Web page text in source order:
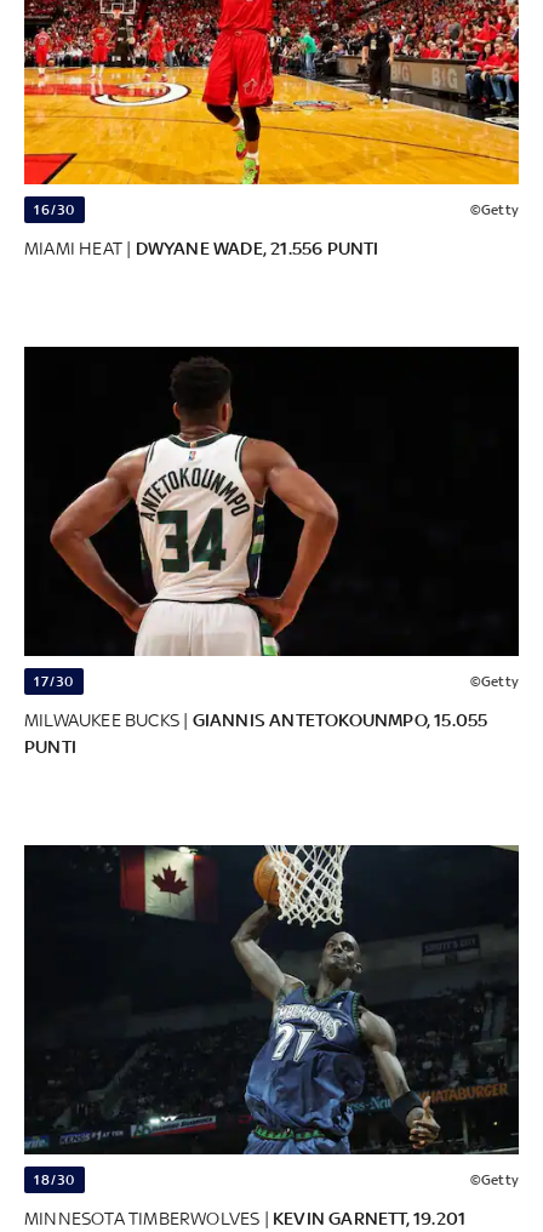
16/30 ©Getty
MIAMI HEAT | DWYANE WADE, 21.556 PUNTI
17/30 ©Getty
MILWAUKEE BUCKS | GIANNIS ANTETOKOUNMPO, 15.055
PUNTI
18/30 ©Getty
MINNESOTA TIMBERWOLVES | KEVIN GARNETT, 19.201